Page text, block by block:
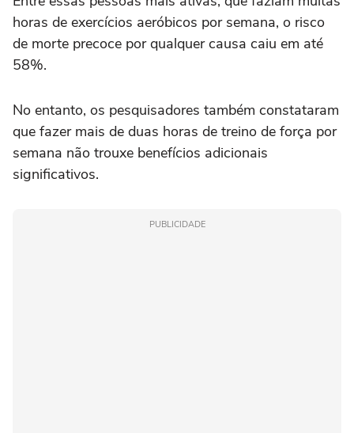
horas de exercícios aeróbicos por semana, o risco
de morte precoce por qualquer causa caiu em até
58%.
No entanto, os pesquisadores também constataram
que fazer mais de duas horas de treino de força por
semana não trouxe benefícios adicionais
significativos.
PUBLICIDADE